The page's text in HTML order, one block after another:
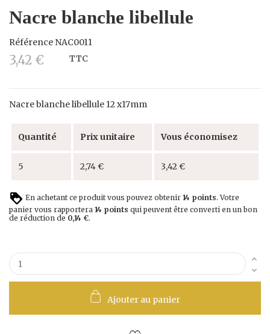
Nacre blanche libellule
Référence NAC0011
3,42 € TTC
Nacre blanche libellule 12 x17mm
Quantité Prix unitaire Vous économisez
5 2,74 € 3,42 €
En achetant ce produit vous pouvez obtenir 14 points. Votre
panier vous rapportera 14 points qui peuvent être converti en un bon
de réduction de 0,14 €.
Ajouter au panier